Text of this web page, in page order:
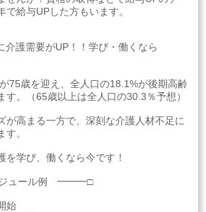
で給与UPした方もいます。
介護需要がUP！！学び・働くなら
75歳を迎え、全人口の18.1%が後期高齢
す。（65歳以上は全人口の30.3％予想）
が高まる一方で、深刻な介護人材不足に
。
を学び、働くなら今です！
ュール例 ━━━□
始